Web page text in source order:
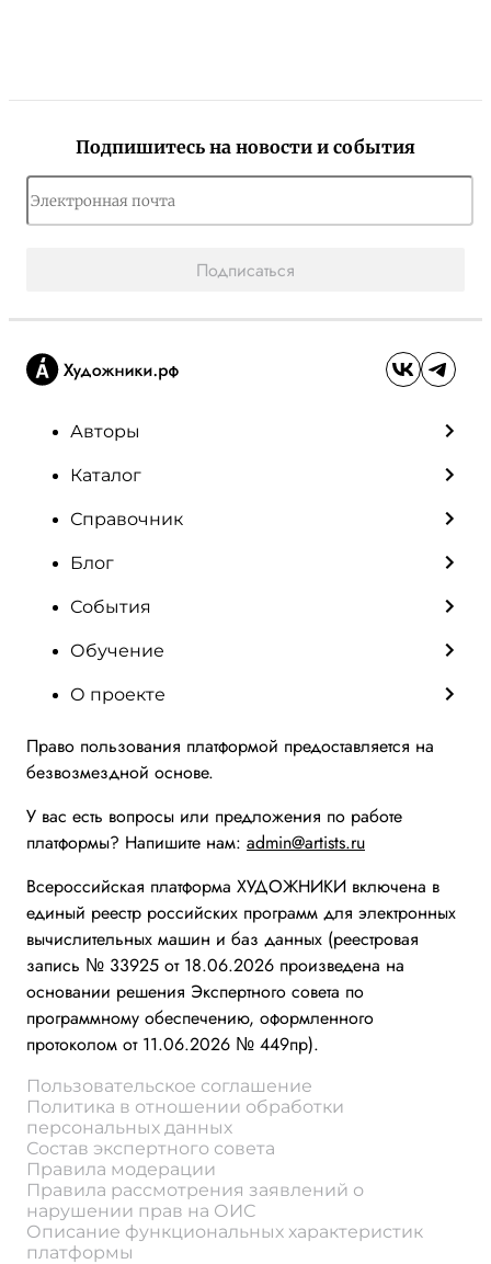
Подпишитесь на новости и события
Подписаться
Авторы
Каталог
Справочник
Блог
События
Обучение
О проекте
Право пользования платформой предоставляется на
безвозмездной основе.
У вас есть вопросы или предложения по работе
платформы? Напишите нам: admin@artists.ru
Всероссийская платформа ХУДОЖНИКИ включена в
единый реестр российских программ для электронных
вычислительных машин и баз данных (реестровая
запись № 33925 от 18.06.2026 произведена на
основании решения Экспертного совета по
программному обеспечению, оформленного
протоколом от 11.06.2026 № 449пр).
Пользовательское соглашение
Политика в отношении обработки
персональных данных
Состав экспертного совета
Правила модерации
Правила рассмотрения заявлений о
нарушении прав на ОИС
Описание функциональных характеристик
платформы